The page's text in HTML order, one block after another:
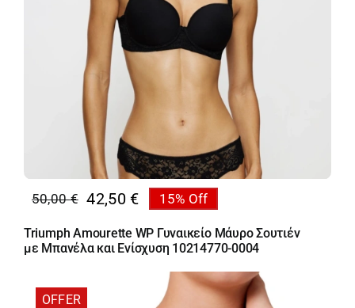
50,00€
Original
price
was:
42,50 €
Η
τρέχουσα
τιμή
42,50 €.
15% Off
Triumph Amourette WP Γυναικείο Μάυρο Σουτιέν
με Μπανέλα και Ενίσχυση 10214770-0004
OFFER